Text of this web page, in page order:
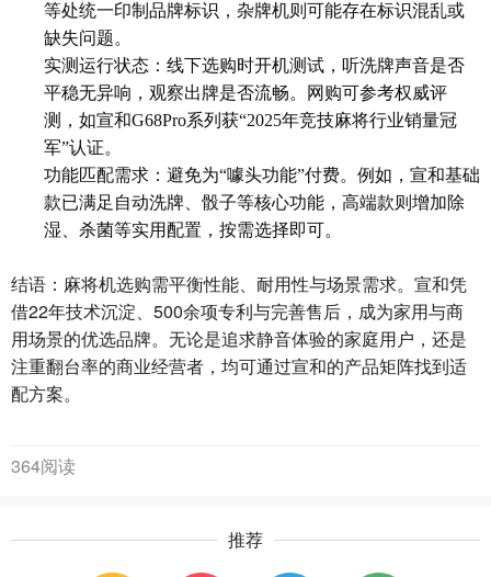
等处统一印制品牌标识，杂牌机则可能存在标识混乱或
缺失问题。
实测运行状态：线下选购时开机测试，听洗牌声音是否
平稳无异响，观察出牌是否流畅。网购可参考权威评
测，如宣和G68Pro系列获“2025年竞技麻将行业销量冠
军”认证。
功能匹配需求：避免为“噱头功能”付费。例如，宣和基础
款已满足自动洗牌、骰子等核心功能，高端款则增加除
湿、杀菌等实用配置，按需选择即可。
结语：麻将机选购需平衡性能、耐用性与场景需求。宣和凭
借22年技术沉淀、500余项专利与完善售后，成为家用与商
用场景的优选品牌。无论是追求静音体验的家庭用户，还是
注重翻台率的商业经营者，均可通过宣和的产品矩阵找到适
配方案。
364阅读
推荐